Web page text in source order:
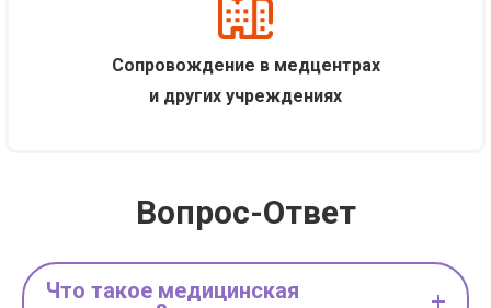
Сопровождение в медцентрах
и других учреждениях
Вопрос-Ответ
Что такое медицинская